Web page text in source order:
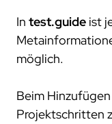
In test.guide ist
möglich.
Beim
Projektschritten